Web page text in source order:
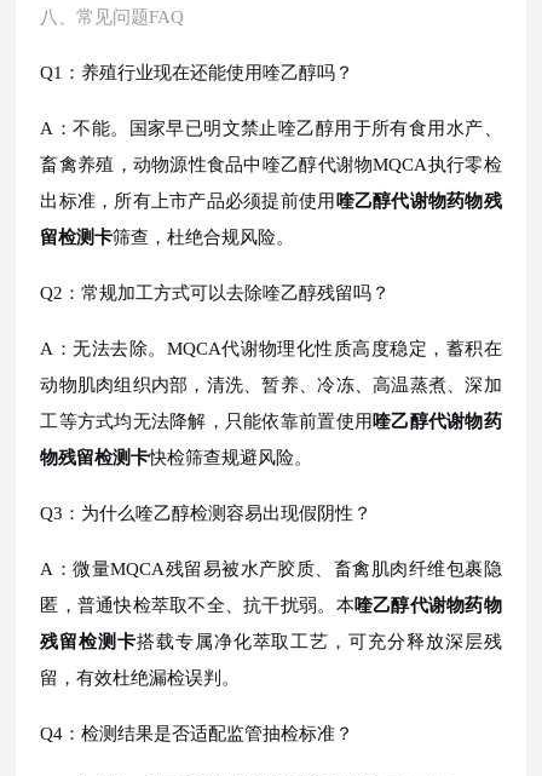
八、常见问题FAQ
Q1：养殖行业现在还能使用喹乙醇吗？
A：不能。国家早已明文禁止喹乙醇用于所有食用水产、
畜禽养殖，动物源性食品中喹乙醇代谢物MQCA执行零检
出标准，所有上市产品必须提前使用 喹乙醇代谢物药物残
留检测卡筛查，杜绝合规风险。
Q2：常规加工方式可以去除喹乙醇残留吗？
A：无法去除。MQCA代谢物理化性质高度稳定，蓄积在
动物肌肉组织内部，清洗、暂养、冷冻、高温蒸煮、深加
工等方式均无法降解，只能依靠前置使用 喹乙醇代谢物药
物残留检测卡快检筛查规避风险。
Q3：为什么喹乙醇检测容易出现假阴性？
A：微量MQCA残留易被水产胶质、畜禽肌肉纤维包裹隐
匿，普通快检萃取不全、抗干扰弱。本喹乙醇代谢物药物
残留检测卡搭载专属净化萃取工艺，可充分释放深层残
留，有效杜绝漏检误判。
Q4：检测结果是否适配监管抽检标准？